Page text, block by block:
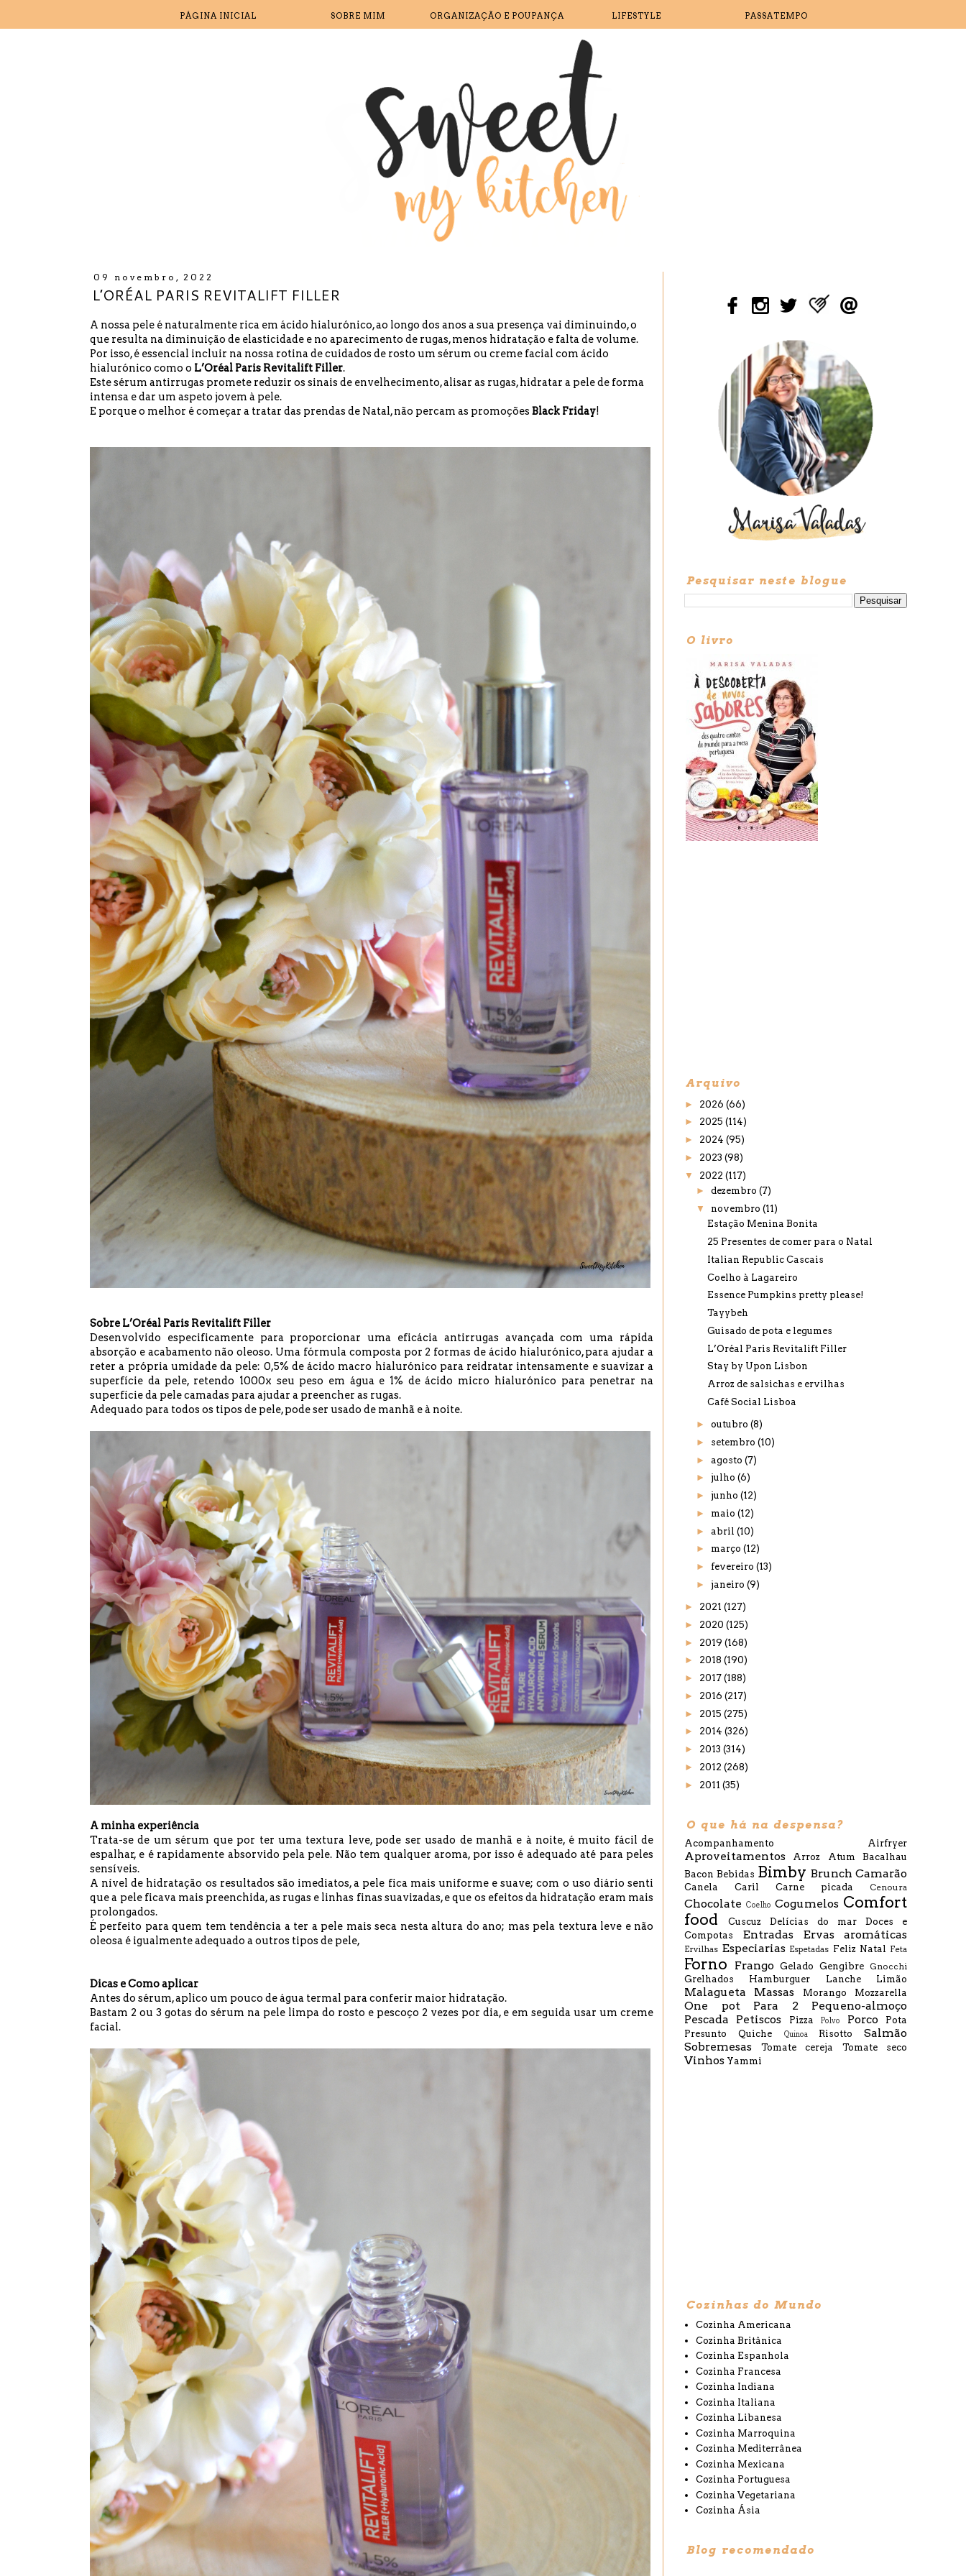
PÁGINA INICIAL SOBRE MIM ORGANIZAÇÃO E POUPANÇA LIFESTYLE PASSATEMPO
09 novembro, 2022
L’ORÉAL PARIS REVITALIFT FILLER
A nossa pele é naturalmente rica em ácido hialurónico, ao longo dos anos a sua presença vai diminuindo, o
que resulta na diminuição de elasticidade e no aparecimento de rugas, menos hidratação e falta de volume.
Por isso, é essencial incluir na nossa rotina de cuidados de rosto um sérum ou creme facial com ácido
hialurónico como o L’Oréal Paris Revitalift Filler.
Este sérum antirrugas promete reduzir os sinais de envelhecimento, alisar as rugas, hidratar a pele de forma
intensa e dar um aspeto jovem à pele.
E porque o melhor é começar a tratar das prendas de Natal, não percam as promoções Black Friday!
Sobre L’Oréal Paris Revitalift Filler
Desenvolvido especificamente para proporcionar uma eficácia antirrugas avançada com uma rápida
absorção e acabamento não oleoso. Uma fórmula composta por 2 formas de ácido hialurónico, para ajudar a
reter a própria umidade da pele: 0,5% de ácido macro hialurónico para reidratar intensamente e suavizar a
superfície da pele, retendo 1000x seu peso em água e 1% de ácido micro hialurónico para penetrar na
superfície da pele camadas para ajudar a preencher as rugas.
Adequado para todos os tipos de pele, pode ser usado de manhã e à noite.
A minha experiência
Trata-se de um sérum que por ter uma textura leve, pode ser usado de manhã e à noite, é muito fácil de
espalhar, e é rapidamente absorvido pela pele. Não tem qualquer aroma, por isso é adequado até para peles
sensíveis.
A nível de hidratação os resultados são imediatos, a pele fica mais uniforme e suave; com o uso diário senti
que a pele ficava mais preenchida, as rugas e linhas finas suavizadas, e que os efeitos da hidratação eram mais
prolongados.
É perfeito para quem tem tendência a ter a pele mais seca nesta altura do ano; mas pela textura leve e não
oleosa é igualmente adequado a outros tipos de pele,
Dicas e Como aplicar
Antes do sérum, aplico um pouco de água termal para conferir maior hidratação.
Bastam 2 ou 3 gotas do sérum na pele limpa do rosto e pescoço 2 vezes por dia, e em seguida usar um creme
facial.
Pesquisar neste blogue
O livro
Arquivo
► 2026 (66)
► 2025 (114)
► 2024 (95)
► 2023 (98)
▼ 2022 (117)
► dezembro (7)
▼ novembro (11)
Estação Menina Bonita
25 Presentes de comer para o Natal
Italian Republic Cascais
Coelho à Lagareiro
Essence Pumpkins pretty please!
Tayybeh
Guisado de pota e legumes
L’Oréal Paris Revitalift Filler
Stay by Upon Lisbon
Arroz de salsichas e ervilhas
Café Social Lisboa
► outubro (8)
► setembro (10)
► agosto (7)
► julho (6)
► junho (12)
► maio (12)
► abril (10)
► março (12)
► fevereiro (13)
► janeiro (9)
► 2021 (127)
► 2020 (125)
► 2019 (168)
► 2018 (190)
► 2017 (188)
► 2016 (217)
► 2015 (275)
► 2014 (326)
► 2013 (314)
► 2012 (268)
► 2011 (35)
O que há na despensa?
Acompanhamento Airfryer
Aproveitamentos Arroz Atum
Bacalhau
Bacon Bebidas Bimby Brunch Camarão
Canela Caril Carne picada Cenoura
Chocolate Coelho Cogumelos Comfort
food
Cuscuz Delícias do mar
Doces e
Compotas
Entradas Ervas aromáticas
Ervilhas Especiarias Espetadas Feliz Natal Feta
Forno Frango Gelado Gengibre Gnocchi
Grelhados Hamburguer Lanche Limão
Malagueta Massas Morango Mozzarella
One pot Para 2
Pequeno-almoço
Pescada
Petiscos Pizza Polvo Porco
Pota
Presunto
Quiche Quinoa Risotto
Salmão
Sobremesas
Tomate cereja Tomate seco
Vinhos Yammi
Cozinhas do Mundo
Cozinha Americana
Cozinha Britânica
Cozinha Espanhola
Cozinha Francesa
Cozinha Indiana
Cozinha Italiana
Cozinha Libanesa
Cozinha Marroquina
Cozinha Mediterrânea
Cozinha Mexicana
Cozinha Portuguesa
Cozinha Vegetariana
Cozinha Ásia
Blog recomendado